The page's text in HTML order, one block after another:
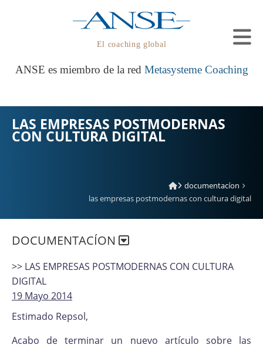
El coaching global
ANSE es miembro de la red Metasysteme Coaching
LAS EMPRESAS POSTMODERNAS
CON CULTURA DIGITAL
documentacíon
las empresas postmodernas con cultura digital
DOCUMENTACÍON
>> LAS EMPRESAS POSTMODERNAS CON CULTURA
DIGITAL
19 Mayo 2014
Estimado Repsol,
Acabo de terminar un nuevo artículo sobre las